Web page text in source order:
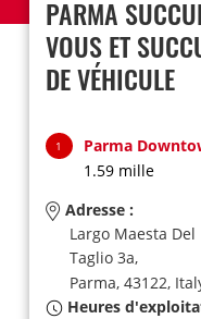
PARMA
VOUS ET
DE VÉHICULE
1
Parma
1.59 mille
Adresse :
Largo Maesta Del
Taglio 3a,
Parma, 43122,
Heures